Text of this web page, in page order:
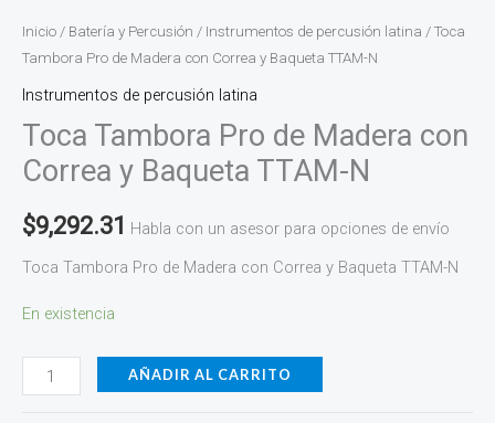
Inicio / Batería y Percusión / Instrumentos de percusión latina / Toca
Tambora Pro de Madera con Correa y Baqueta TTAM-N
Instrumentos de percusión latina
Toca Tambora Pro de Madera con
Correa y Baqueta TTAM-N
$9,292.31 Habla con un asesor para opciones de envío
Toca Tambora Pro de Madera con Correa y Baqueta TTAM-N
En existencia
de
Madera
con
Correa
Baqueta
TTAM-
N
cantidad
AÑADIR AL CARRITO